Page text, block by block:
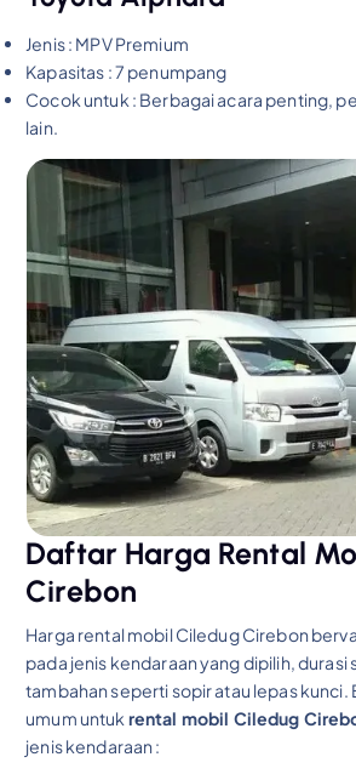
Jenis : MPV Premium
Kapasitas : 7 penumpang
Cocok untuk : Berbagai acara penting,
lain.
Daftar Harga Rental
Cirebon
Harga rental mobil Ciledug Cirebon
pada jenis kendaraan yang dipilih, durasi
tambahan seperti sopir atau lepas kunci.
umum untuk rental mobil Ciledug
jenis kendaraan :